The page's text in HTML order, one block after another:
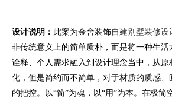
设计说明： 此案为金舍装饰自建别墅装修设
非传统意义上的简单质朴，而是将一种生
诠释、个人需求融入到设计理念当中，从
化，但是简约而不简单，对于材质的质感
的把控。以“简”为魂，以“用”为本。在极简